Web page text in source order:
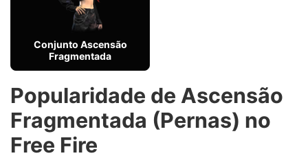
Conjunto Ascensão
Fragmentada
Popularidade de Ascensão
Fragmentada (Pernas) no
Free Fire